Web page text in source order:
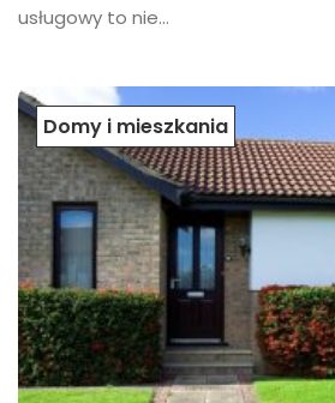
usługowy to nie...
Domy i mieszkania